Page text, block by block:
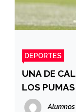
DEPORTES
UNA DE
LOS
Alumnos